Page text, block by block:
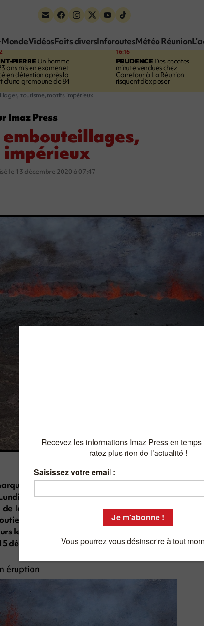
VidéosFaits diversInforoutesMétéo Réunion
PIERREUn homme
ans mis en examen et
en détention après la
d'une gramoune de 84
16:16
PRUDENCEDes cocotes
minute vendues chez
Carrefour à La Réunion
risquent d'exploser
tourisme, motifs impérieux
Imaz Press
le 13 décembre 2020 à 07:47
la semaine du lundi 7 décembre au
7 décembre - Le volcan est en éruption *
la peau : des essais cliniques à La Réunion fin
: ça va (très) mal * Jeudi 10 décembre -
le moral en berne * Vendredi 11 décembre - Covid-
décembre
éruption